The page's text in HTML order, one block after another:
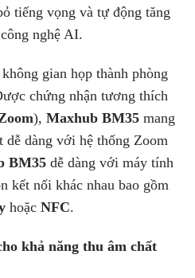
tiếng vọng và tự động tăng
nghệ AI.
gian họp thành phòng
chứng nhận tương thích
), Maxhub BM35 mang
dễ dàng với hệ thống Zoom
BM35 dễ dàng với máy tính
kết nối khác nhau bao gồm
hoặc NFC.
khả năng thu âm chất